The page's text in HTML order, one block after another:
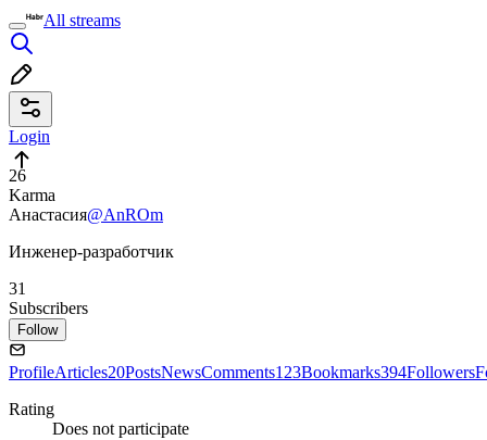
All streams
Login
26
Karma
Анастасия@AnROm
Инженер-разработчик
31
Subscribers
Follow
ProfileArticles20PostsNewsComments123Bookmarks394Followers
Rating
Does not participate